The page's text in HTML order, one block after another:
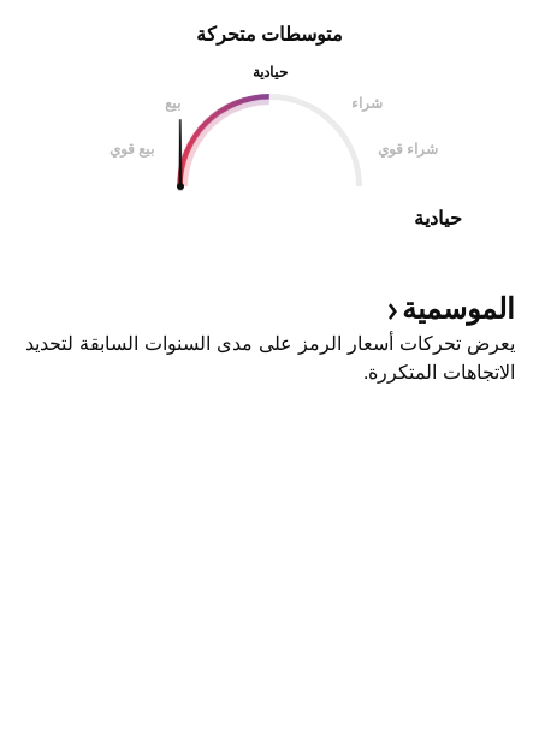
متوسطات متحركة
حيادية
بيع
شراء
بيع قوي شراء قوي
حيادية
الموسمية
يعرض تحركات أسعار الرمز على مدى السنوات السابقة لتحديد
الاتجاهات المتكررة.